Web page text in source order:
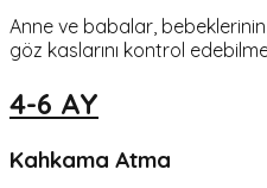
Anne ve babalar,
göz kaslarını kontrol
4-6 AY
Kahkama Atma